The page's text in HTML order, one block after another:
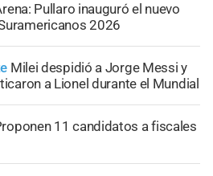
Pullaro inauguró el nuevo
2026
Milei despidió a Jorge Messi y
a Lionel durante el Mundial
11 candidatos a fiscales